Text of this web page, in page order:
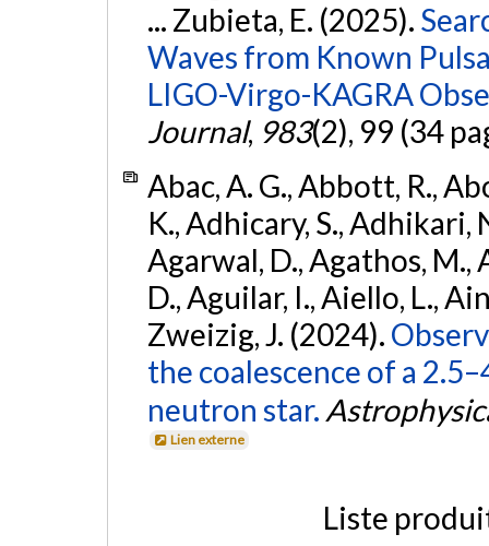
... Zubieta, E. (2025).
Waves from Known
LIGO-Virgo-KAGRA
Journal, 983(2), 99 (34
Abac, A. G., Abbott, R.,
K., Adhicary, S., Adhikari,
Agarwal, D., Agathos, M.,
D., Aguilar, I., Aiello, L.,
Zweizig, J. (2024).
the coalescence of a
neutron star.
Lien externe
Liste